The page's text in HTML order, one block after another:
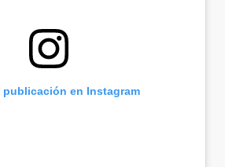
publicación en Instagram